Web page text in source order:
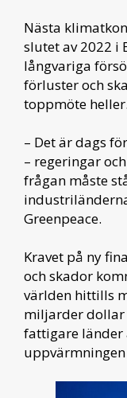
Nästa
slutet av 2022 i
långvariga
förluster och
toppmöte heller.
– Det är dags
– regeringar
frågan måste
Greenpeace.
Kravet på ny
och skador
världen hittills
miljarder dollar
fattigare länder